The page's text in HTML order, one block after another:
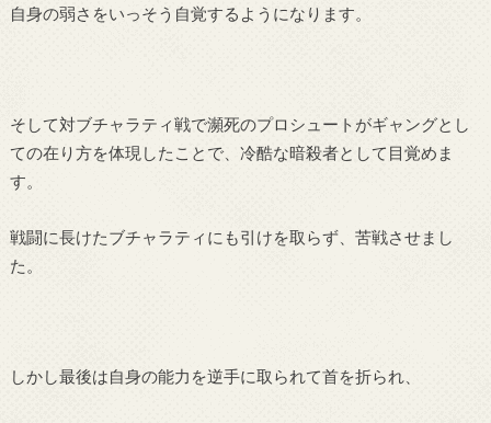
自身の弱さをいっそう自覚するようになります。
そして対ブチャラティ戦で瀕死のプロシュートがギャングとし
ての在り方を体現したことで、冷酷な暗殺者として目覚めま
す。
戦闘に長けたブチャラティにも引けを取らず、苦戦させまし
た。
しかし最後は自身の能力を逆手に取られて首を折られ、